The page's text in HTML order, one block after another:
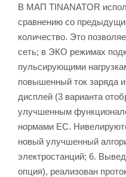
В МАП TINANATOR
сравнению со
количество. Это
сеть; в ЭКО режимах
пульсирующими
повышенный ток заряда
дисплей (3 варианта
улучшенным
нормами ЕС.
новый улучшенный
электростанций; 6.
опция), реализован